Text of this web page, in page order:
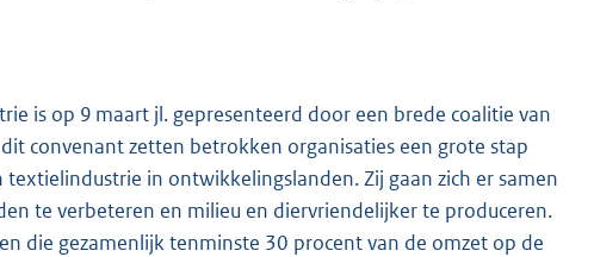
is op 9 maart jl. gepresenteerd door een brede coalitie van
convenant zetten betrokken organisaties een grote stap
in ontwikkelingslanden. Zij gaan zich er samen
te verbeteren en milieu en diervriendelijker te produceren.
die gezamenlijk tenminste 30 procent van de omzet op de